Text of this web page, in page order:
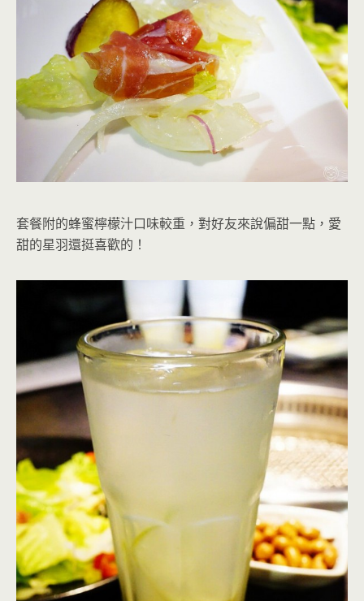
套餐附的蜂蜜檸檬汁口味較重，對好友來說偏甜一點 ，愛
甜的星羽還挺喜歡的！